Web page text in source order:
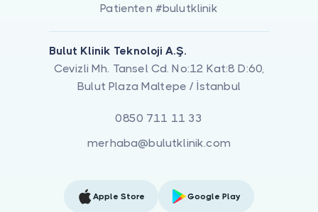
Patienten #bulutklinik
Bulut Klinik Teknoloji A.Ş.
Cevizli Mh. Tansel Cd. No:12 Kat:8 D:60,
Bulut Plaza Maltepe / İstanbul
0850 711 11 33
merhaba@bulutklinik.com
Apple Store Google Play